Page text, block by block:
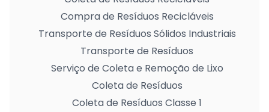
Compra de Resíduos Recicláveis
Transporte de Resíduos Sólidos Industriais
Transporte de Resíduos
Serviço de Coleta e Remoção de Lixo
Coleta de Resíduos
Coleta de Resíduos Classe 1